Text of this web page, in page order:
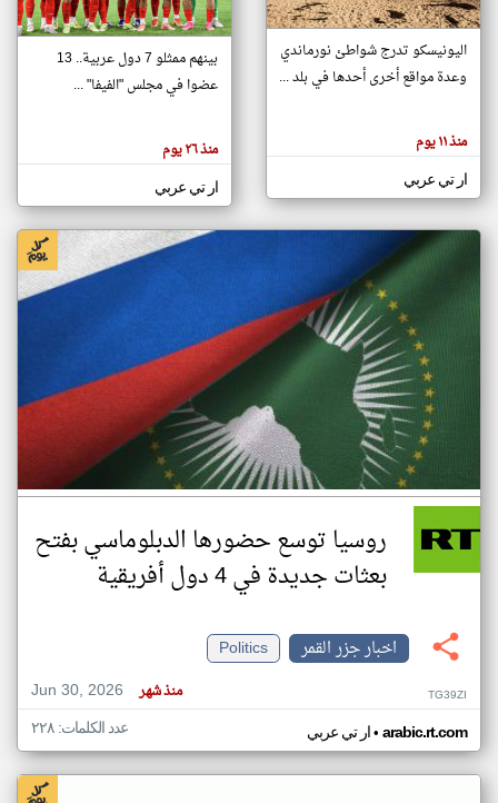
تغيير الدولة
اخبار جزر القمر على مدار الساعة
أهم اخبار جزر القمر العاجلة والمباشرة
هنا عن
وجهة
كاتبيها.
اليونيسكو تدرج شواطئ نورماندي
وعدة مواقع أخرى أحدها في بلد ...
منذ ١١ يوم
ار تي عربي
بينهم ممثلو 7 دول عربية.. 13
عضوا في مجلس "الفيفا" ...
منذ ٢٦ يوم
ار تي عربي
روسيا توسع حضورها الدبلوماسي بفتح
بعثات جديدة في 4 دول أفريقية
اخبار جزر القمر
Politics
Jun 30, 2026
منذ شهر TG39ZI
ار تي عربي• arabic.rt.com عدد الكلمات: ٢٢٨
klyoum.com